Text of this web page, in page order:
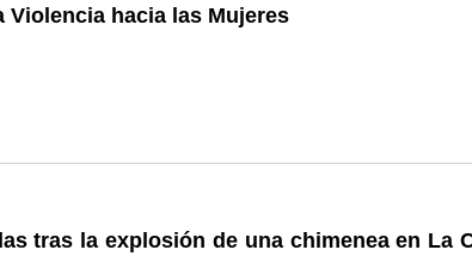
Violencia hacia las Mujeres
tras la explosión de una chimenea en La